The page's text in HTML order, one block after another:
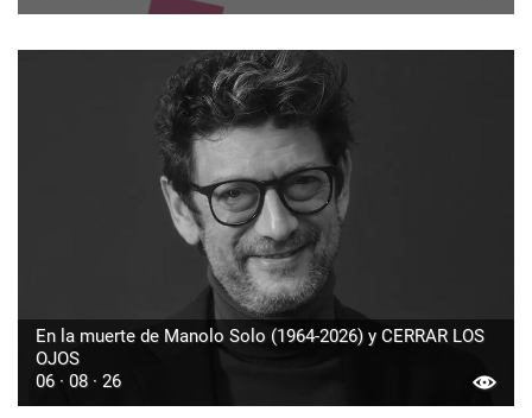
En la muerte de Manolo Solo (1964-2026) y CERRAR LOS
OJOS
06 · 08 · 26